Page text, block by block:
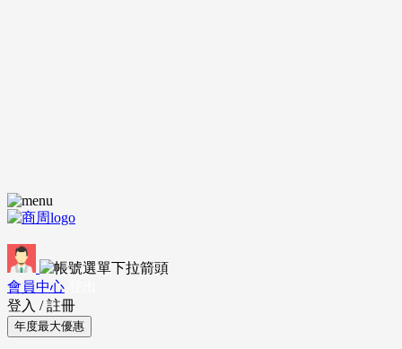
會員中心
登入 / 註冊
年度最大優惠